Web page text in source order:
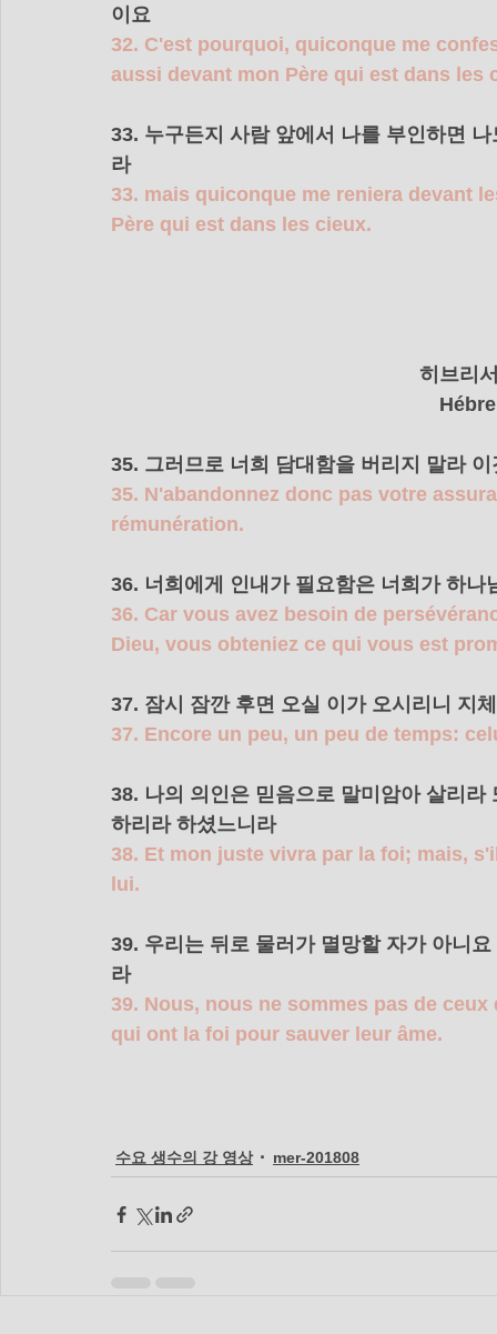
이요
32. C'est pourquoi, quiconque me
aussi devant mon Père qui est dans les
33. 누구든지 사람 앞에서 나를 부인하면
라
33. mais quiconque me reniera devant
Père qui est dans les cieux.
히브
35. 그러므로 너희 담대함을 버리지 말라
35. N'abandonnez donc pas votre
rémunération.
36. 너희에게 인내가 필요함은 너희가 하
36. Car vous avez besoin de
Dieu, vous obteniez ce qui vous est
37. 잠시 잠깐 후면 오실 이가 오시리니 지
37. Encore un peu, un peu de temps:
38. 나의 의인은 믿음으로 말미암아 살리
하리라 하셨느니라
38. Et mon juste vivra par la foi; mais,
lui.
39. 우리는 뒤로 물러가 멸망할 자가 아니
라
39. Nous, nous ne sommes pas de
qui ont la foi pour sauver leur âme.
수요 생수의 강 영상 mer-201808